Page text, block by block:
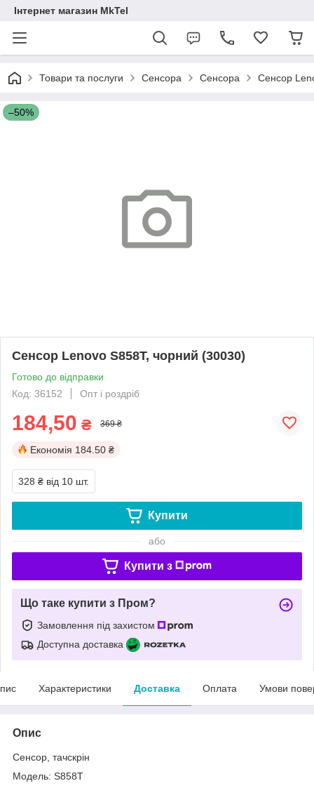
Інтернет магазин MkTel
Товари та послуги Сенсора Сенсора Сенсор
–50%
Сенсор Lenovo S858T, чорний (30030)
Готово до відправки
Код: 36152
Опт і роздріб
184,50 ₴ 369 ₴
Економія 184.50 ₴
328 ₴ від 10 шт.
Купити
або
Купити з
Що таке купити з Пром?
Замовлення під захистом
Доступна доставка
Характеристики Доставка Оплата Умови
Опис
Сенсор, тачскрін
Модель: S858T